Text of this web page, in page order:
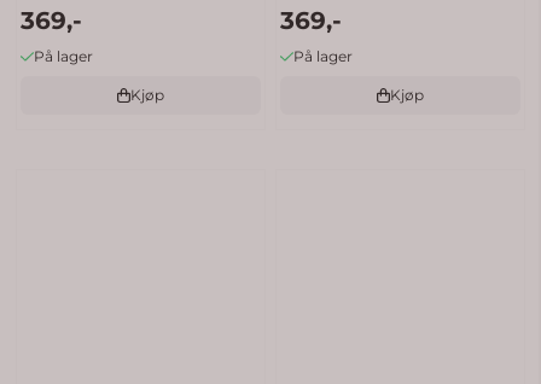
369,-
På lager
Kjøp
369,-
På lager
Kjøp